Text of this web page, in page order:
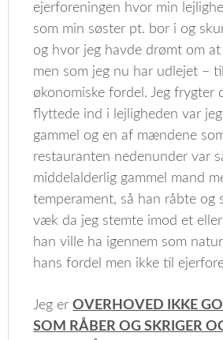
ejerforeningen hvor min
som min søster pt. bor i og
og hvor jeg havde drømt om
men som jeg nu har udlejet –
økonomiske fordel. Jeg frygter
flyttede ind i lejligheden var
gammel og en af mændene
restauranten nedenunder var
middelalderlig gammel mand
temperament, så han råbte og
væk da jeg stemte imod et
han ville ha igennem som
hans fordel men ikke til
Jeg erOVERHOVED IKKE
SOM RÅBER OG SKRIGER